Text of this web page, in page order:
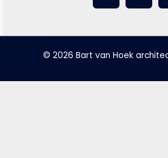
© 2026 Bart van Hoek